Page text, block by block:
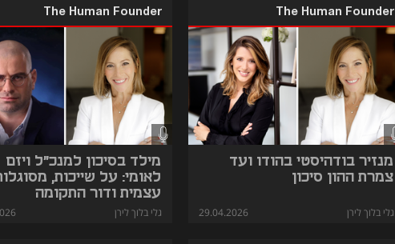
The Human Founder
מנזיר בודהיסטי בהודו ועד
צמרת ההון סיכון
גלי בלוך לירן 29.04.2026
The Human Founder
מילד בסיכון למנכ"ל ויזם
לאומי: על שייכות,
עצמית ודור התקומה
גלי בלוך לירן